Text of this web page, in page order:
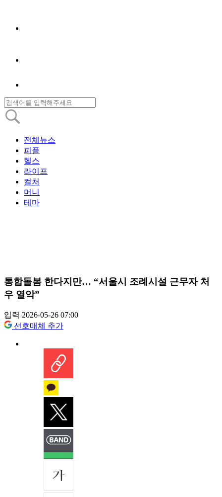
전체뉴스
피플
헬스
라이프
컬처
머니
테마
통합돌봄 한다지만… “서울시 조례시설 근무자 처
우 열악”
입력 2026-05-26 07:00
선호매체 추가